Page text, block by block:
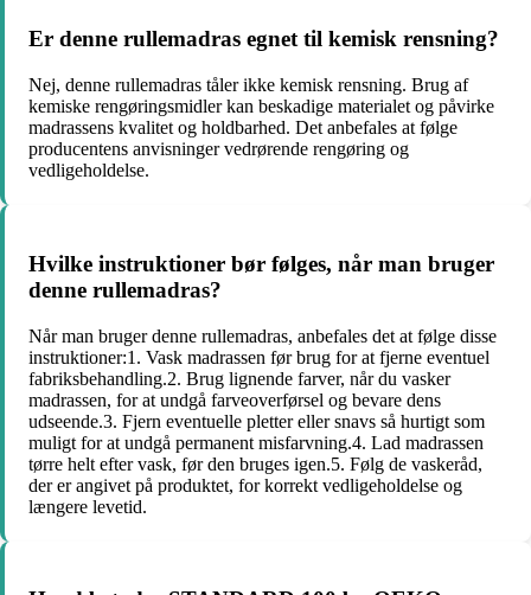
Er denne rullemadras egnet til kemisk rensning?
Nej, denne rullemadras tåler ikke kemisk rensning. Brug af
kemiske rengøringsmidler kan beskadige materialet og påvirke
madrassens kvalitet og holdbarhed. Det anbefales at følge
producentens anvisninger vedrørende rengøring og
vedligeholdelse.
Hvilke instruktioner bør følges, når man bruger
denne rullemadras?
Når man bruger denne rullemadras, anbefales det at følge disse
instruktioner:1. Vask madrassen før brug for at fjerne eventuel
fabriksbehandling.2. Brug lignende farver, når du vasker
madrassen, for at undgå farveoverførsel og bevare dens
udseende.3. Fjern eventuelle pletter eller snavs så hurtigt som
muligt for at undgå permanent misfarvning.4. Lad madrassen
tørre helt efter vask, før den bruges igen.5. Følg de vaskeråd,
der er angivet på produktet, for korrekt vedligeholdelse og
længere levetid.